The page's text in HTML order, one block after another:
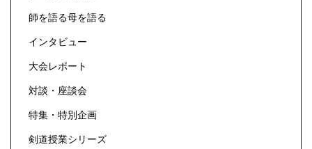
師を語る母を語る
インタビュー
大会レポート
対談・座談会
特集・特別企画
剣道授業シリーズ